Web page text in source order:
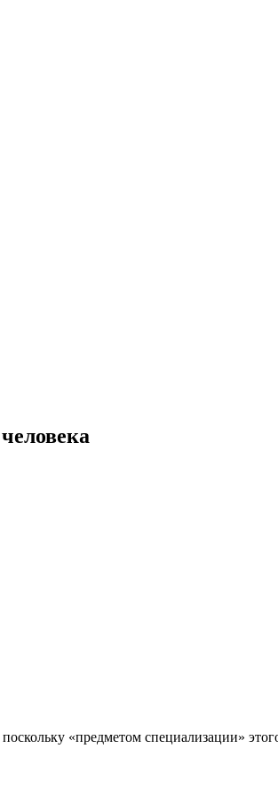
«предметом специализации»